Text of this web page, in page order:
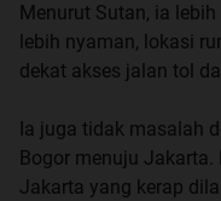
Menurut Sutan, ia
lebih nyaman, lokasi
dekat akses jalan tol
Ia juga tidak masalah
Bogor menuju
Jakarta yang kerap